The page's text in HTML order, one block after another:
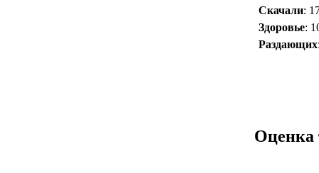
Скачали:
Здоровье:
Раздающих
Оценка